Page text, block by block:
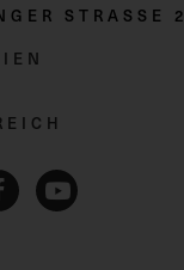
STRASSE 2